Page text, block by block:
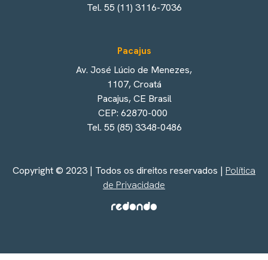
Tel. 55 (11) 3116-7036
Pacajus
Av. José Lúcio de Menezes,
1107, Croatá
Pacajus, CE Brasil
CEP: 62870-000
Tel. 55 (85) 3348-0486
Copyright © 2023 | Todos os direitos reservados | Política
de Privacidade